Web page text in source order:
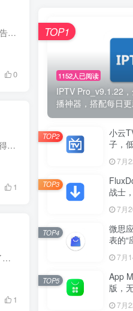
你有没有算过一笔账？ 每天打开手机几十次，每次都要面对那 3 秒、5 秒甚至更长的开屏广告 —— 算下来，一年浪费在广告上的时间，居然有好几十个小时。 更气人的是，明明点了 '跳过'，手速稍慢...
0
你有多久没好好看完一本小说了？ 不是不想看，是实在太折腾了 —— 正版 App 充了会员还得看广告，免费网站弹窗满天飞，找个靠谱的书源比找对象还难。 有没有一款软件，能把全网小说一锅端，还...
1
用 Windows 电脑的朋友，基本都逃不开同一个烦恼：电脑用着用着，C 盘就悄无声息地红了。明明没往里面存大文件，可系统垃圾、更新残留、软件缓存越堆越多，手动清理怕误删系统文件搞崩电脑，装...
1
1152人已阅读
IPTV Pro_v9.1.22
播神器，搭配每日
TOP1
小云
子，
7月
TOP2
战士
7月
TOP3
微思
表的“
没发现
7月
TOP4
App
版，
厂出品
7月
TOP5